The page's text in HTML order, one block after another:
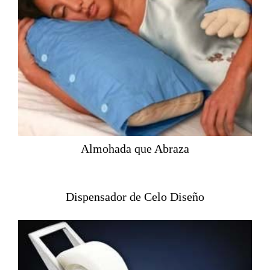
Almohada que Abraza
Dispensador de Celo Diseño